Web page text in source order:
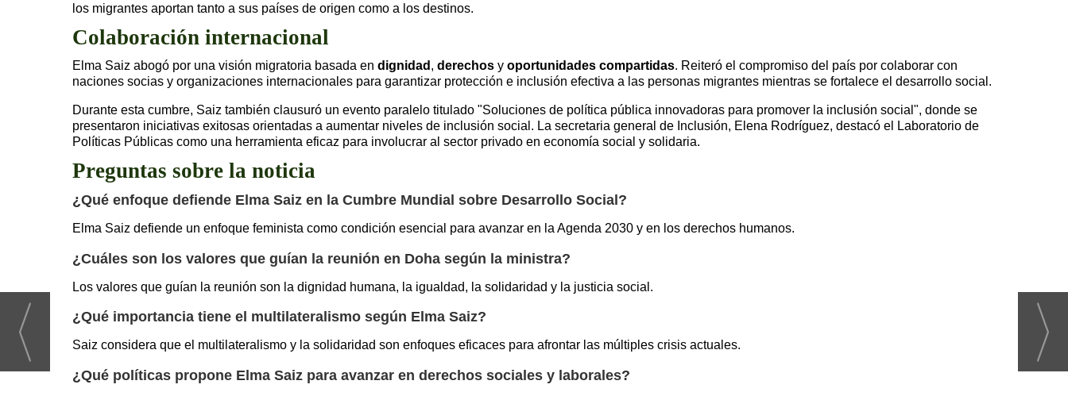
los migrantes aportan tanto a sus países de origen como a los destinos.
Colaboración internacional
Elma Saiz abogó por una visión migratoria basada en dignidad , derechos y oportunidades compartidas. Reiteró el compromiso del país por colaborar con
naciones socias y organizaciones internacionales para garantizar protección e inclusión efectiva a las personas migrantes mientras se fortalece el desarrollo social.
Durante esta cumbre, Saiz también clausuró un evento paralelo titulado "Soluciones de política pública innovadoras para promover la inclusión social", donde se
presentaron iniciativas exitosas orientadas a aumentar niveles de inclusión social. La secretaria general de Inclusión, Elena Rodríguez, destacó el Laboratorio de
Políticas Públicas como una herramienta eficaz para involucrar al sector privado en economía social y solidaria.
Preguntas sobre la noticia
¿Qué enfoque defiende Elma Saiz en la Cumbre Mundial sobre Desarrollo Social?
Elma Saiz defiende un enfoque feminista como condición esencial para avanzar en la Agenda 2030 y en los derechos humanos.
¿Cuáles son los valores que guían la reunión en Doha según la ministra?
Los valores que guían la reunión son la dignidad humana, la igualdad, la solidaridad y la justicia social.
¿Qué importancia tiene el multilateralismo según Elma Saiz?
Saiz considera que el multilateralismo y la solidaridad son enfoques eficaces para afrontar las múltiples crisis actuales.
¿Qué políticas propone Elma Saiz para avanzar en derechos sociales y laborales?